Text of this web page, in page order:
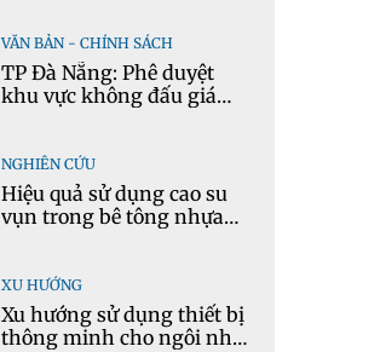
VĂN BẢN - CHÍNH SÁCH
TP Đà Nẵng: Phê duyệt
khu vực không đấu giá
NGHIÊN CỨU
Hiệu quả sử dụng cao su
vụn trong bê tông nhựa
XU HƯỚNG
Xu hướng sử dụng thiết bị
thông minh cho ngôi nhà